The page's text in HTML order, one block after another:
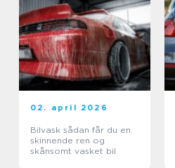
02. april 2026
Bilvask sådan får du en
skinnende ren og
skånsomt vasket bil